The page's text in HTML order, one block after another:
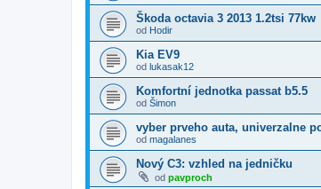
Škoda octavia 3 2013 1.2tsi 77kw
od Hodir
Kia EV9
od lukasak12
Komfortní jednotka passat b5.5
od Šimon
vyber prveho auta, univerzalne
od magalanes
Nový C3: vzhled na jedničku
od pavproch